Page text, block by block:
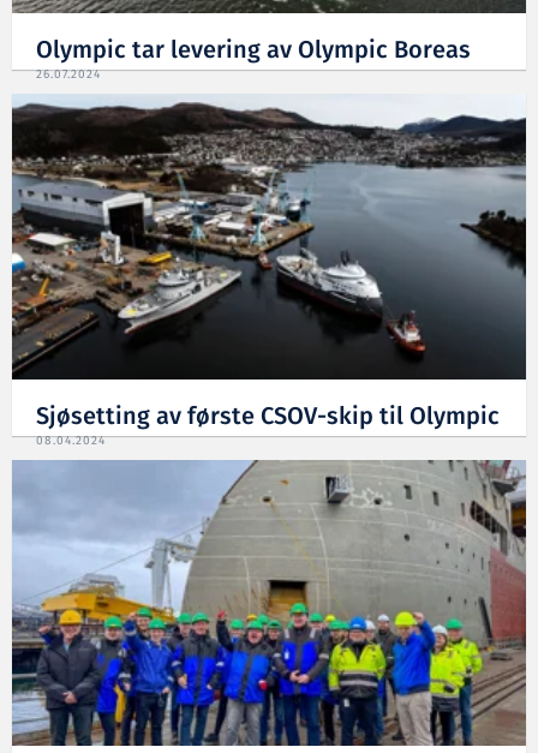
Olympic tar levering av Olympic Boreas
26.07.2024
Sjøsetting av første CSOV-skip til Olympic
08.04.2024